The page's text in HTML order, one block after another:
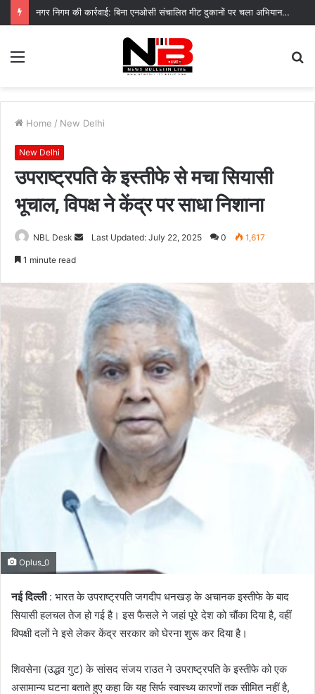
नगर निगम की कार्रवाई: बिना एनओसी संचालित मीट दुकानों पर चला अभियान, 45250 रुपये का चालान
Menu
Home / New Delhi
New Delhi
उपराष्ट्रपति के इस्तीफे से मचा सियासी
भूचाल, विपक्ष ने केंद्र पर साधा निशाना
NBL Desk
SendLast Updated: July 22, 2025 0 1,617
1 minute read
Oplus_0
नई दिल्ली: भारत के उपराष्ट्रपति जगदीप धनखड़ के अचानक इस्तीफे के बाद
सियासी हलचल तेज हो गई है। इस फैसले ने जहां पूरे देश को चौंका दिया है, वहीं
विपक्षी दलों ने इसे लेकर केंद्र सरकार को घेरना शुरू कर दिया है।
शिवसेना (उद्धव गुट) के सांसद संजय राउत ने उपराष्ट्रपति के इस्तीफे को एक
असामान्य घटना बताते हुए कहा कि यह सिर्फ स्वास्थ्य कारणों तक सीमित नहीं है,